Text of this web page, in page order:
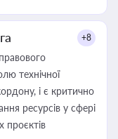
+8
технічної
і є критично
ресурсів у сфері
проєктів